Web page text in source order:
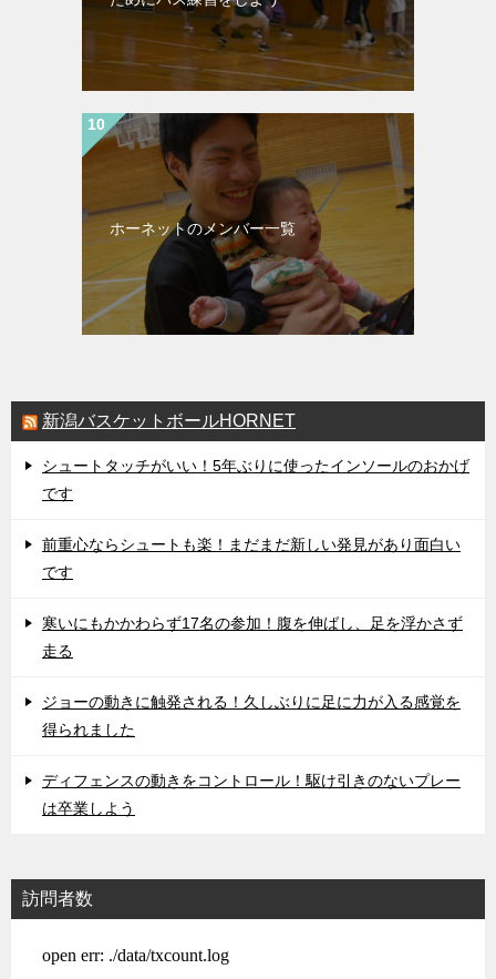
ホーネットのメンバー一覧
新潟バスケットボールHORNET
シュートタッチがいい！5年ぶりに使ったインソールのおかげ
です
前重心ならシュートも楽！まだまだ新しい発見があり面白い
です
寒いにもかかわらず17名の参加！腹を伸ばし、足を浮かさず
走る
ジョーの動きに触発される！久しぶりに足に力が入る感覚を
得られました
ディフェンスの動きをコントロール！駆け引きのないプレー
は卒業しよう
訪問者数